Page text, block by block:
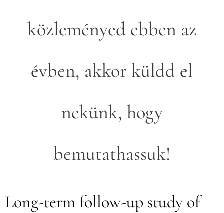
közleményed ebben az
évben, akkor küldd el
nekünk, hogy
bemutathassuk!
Long-term follow-up study of